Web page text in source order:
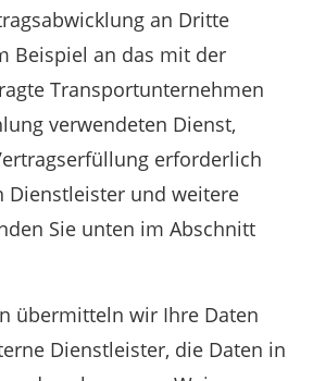
an Dritte
Beispiel an das mit der
Transportunternehmen
verwendeten Dienst,
erforderlich
Dienstleister und weitere
Sie unten im Abschnitt
übermitteln wir Ihre Daten
Dienstleister, die Daten in